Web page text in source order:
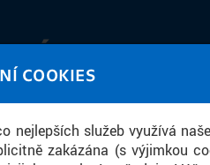
COOKIES
nejlepších služeb využívá
zakázána (s výjimkou
obrazem a zvukem